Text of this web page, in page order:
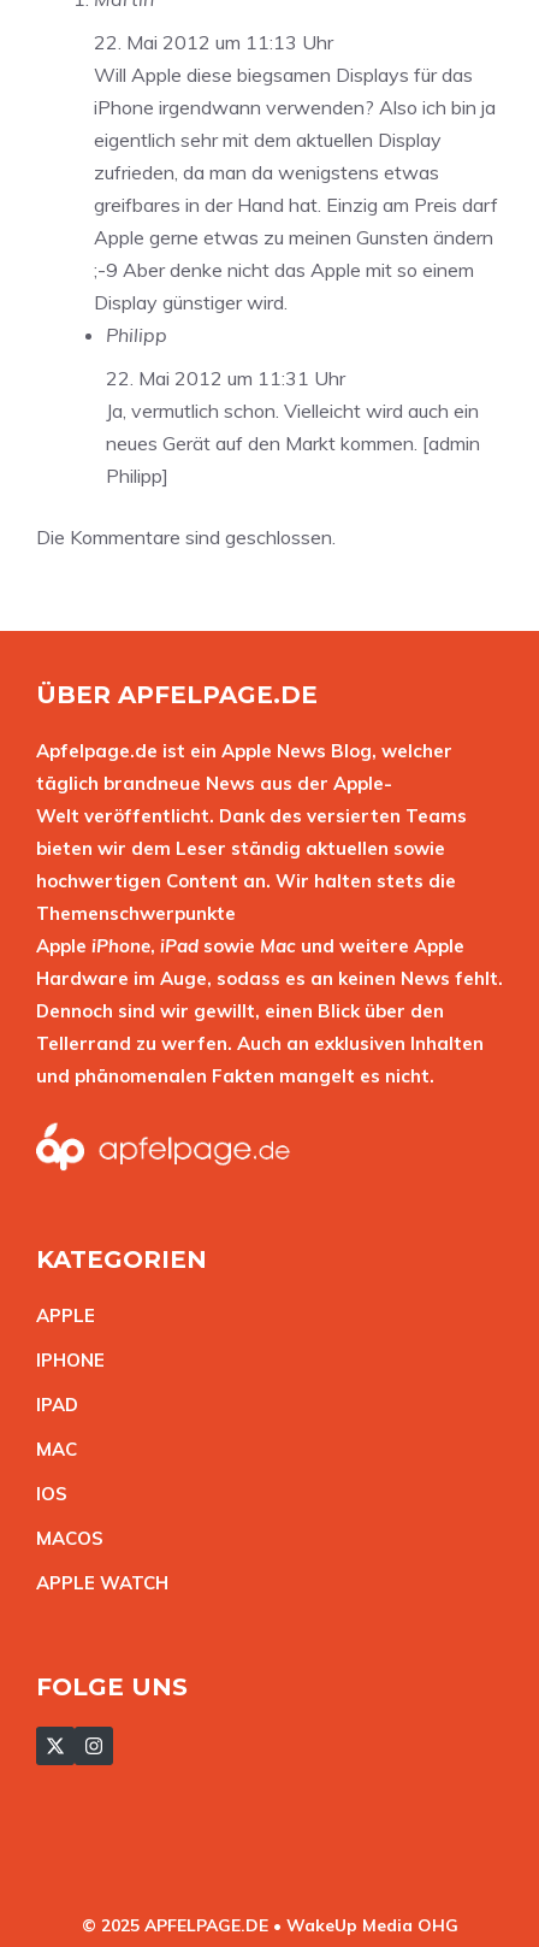
22. Mai 2012 um 11:13 Uhr
Will Apple diese biegsamen Displays für das
iPhone irgendwann verwenden? Also ich bin ja
eigentlich sehr mit dem aktuellen Display
zufrieden, da man da wenigstens etwas
greifbares in der Hand hat. Einzig am Preis darf
Apple gerne etwas zu meinen Gunsten ändern
;-9 Aber denke nicht das Apple mit so einem
Display günstiger wird.
Philipp
22. Mai 2012 um 11:31 Uhr
Ja, vermutlich schon. Vielleicht wird auch ein
neues Gerät auf den Markt kommen. [admin
Philipp]
Die Kommentare sind geschlossen.
ÜBER APFELPAGE.DE
Apfelpage.de ist ein Apple News Blog, welcher
täglich brandneue News aus der Apple-
Welt veröffentlicht. Dank des versierten Teams
bieten wir dem Leser ständig aktuellen sowie
hochwertigen Content an. Wir halten stets die
Themenschwerpunkte
Apple iPhone, iPad sowie Mac und weitere Apple
Hardware im Auge, sodass es an keinen News fehlt.
Dennoch sind wir gewillt, einen Blick über den
Tellerrand zu werfen. Auch an exklusiven Inhalten
und phänomenalen Fakten mangelt es nicht.
KATEGORIEN
APPLE
IPHONE
IPAD
MAC
IOS
MACOS
APPLE WATCH
FOLGE UNS
© 2025 APFELPAGE.DE • WakeUp Media OHG